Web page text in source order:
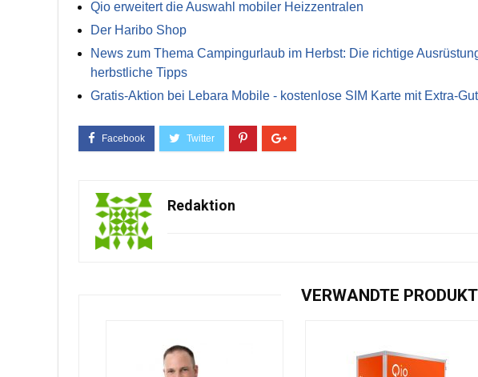
Qio erweitert die Auswahl mobiler Heizzentralen
Der Haribo Shop
News zum Thema Campingurlaub im Herbst: Die richtige
herbstliche Tipps
Gratis-Aktion bei Lebara Mobile - kostenlose SIM Karte mit Extra-
Redaktion
VERWANDTE